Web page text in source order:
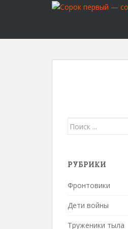
p
Поиск
РУБРИКИ
Фронтовики
Дети войны
Труженики тыла